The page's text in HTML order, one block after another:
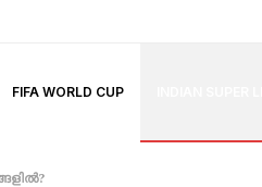
FIFA WORLD CUP